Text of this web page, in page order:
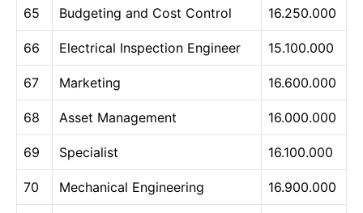
65 Budgeting and Cost Control 16.250.000
66 Electrical Inspection Engineer 15.100.000
67 Marketing 16.600.000
68 Asset Management 16.000.000
69 Specialist 16.100.000
70 Mechanical Engineering 16.900.000